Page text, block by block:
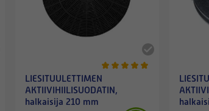
LIESITUULETTIMEN
AKTIIVIHIILISUODATIN,
halkaisija 210 mm